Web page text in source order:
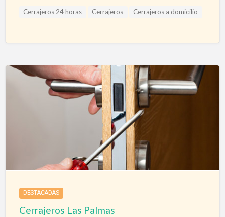
Cerrajeros 24 horas Cerrajeros
Cerrajeros a domicilio
DESTACADAS
Cerrajeros Las Palmas